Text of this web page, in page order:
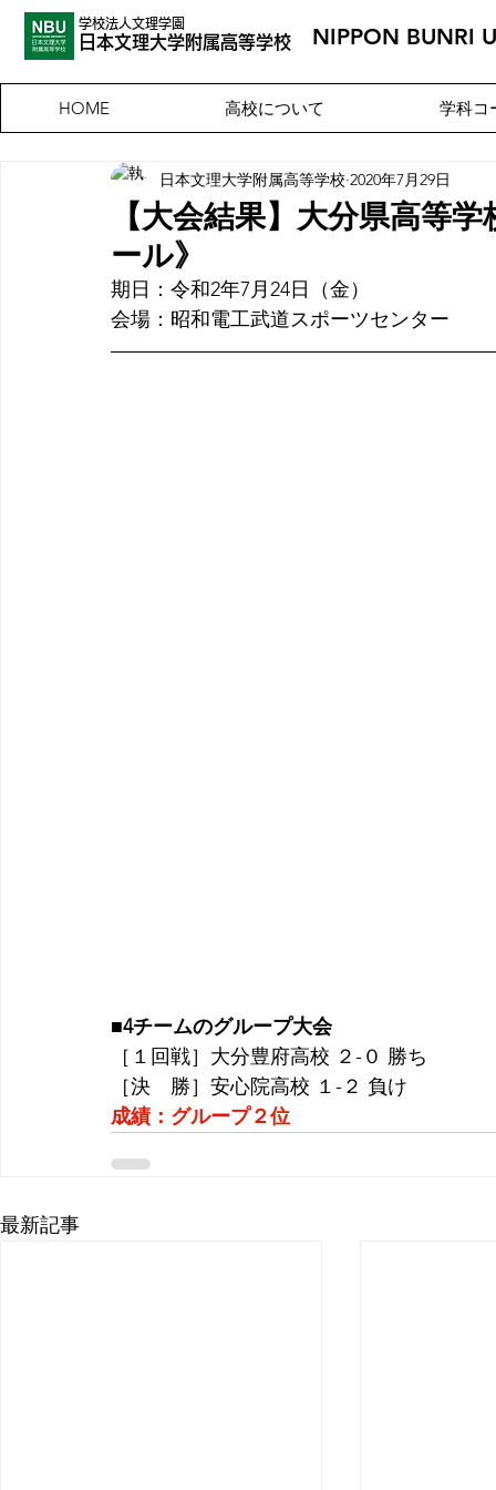
学校法人文理学園
​日本文理大学附属高等学校 NIPPON BUNRI
HOME 高校について 学科コ
【大会結果】大分県高等
ール》
日本文理大学附属高等学校 2020年7月29日
期日：令和2年7月24日（金）
会場：昭和電工武道スポーツセンター
■4チームのグループ大会
［１回戦］大分豊府高校 ２-０ 勝ち
［決　勝］安心院高校 １-２ 負け
成績：グループ２位
最新記事